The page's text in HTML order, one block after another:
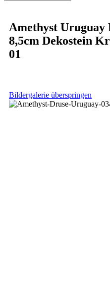
Amethyst
8,5cm Dekostein
01
Bildergalerie überspringen